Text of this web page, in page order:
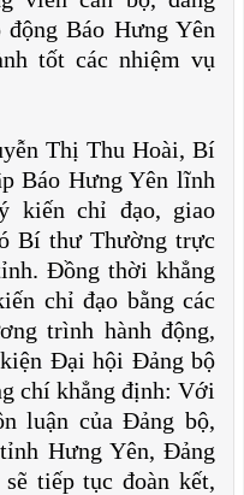
Báo Hưng Yên
tốt các nhiệm vụ
Thị Thu Hoài, Bí
Báo Hưng Yên lĩnh
kiến chỉ đạo, giao
Bí thư Thường trực
Đồng thời khẳng
chỉ đạo bằng các
trình hành động,
Đại hội Đảng bộ
chí khẳng định: Với
luận của Đảng bộ,
Hưng Yên, Đảng
tiếp tục đoàn kết,